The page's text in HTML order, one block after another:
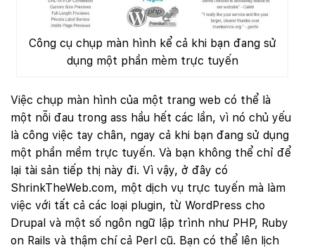
Công cụ chụp màn hình kể cả khi bạn đang sử
dụng một phần mèm trực tuyến
Việc chụp màn hình của một trang web có thể là
một nỗi đau trong ass hầu hết các lần, vì nó chủ yếu
là công việc tay chân, ngay cả khi bạn đang sử dụng
một phần mềm trực tuyến. Và bạn không thể chỉ để
lại tài sản tiếp thị này đi. Vì vậy, ở đây có
ShrinkTheWeb.com, một dịch vụ trực tuyến mà làm
việc với tất cả các loại plugin, từ WordPress cho
Drupal và một số ngôn ngữ lập trình như PHP, Ruby
on Rails và thậm chí cả Perl cũ. Bạn có thể lên lịch